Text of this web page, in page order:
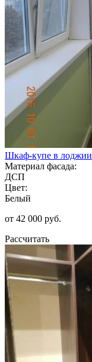
Шкаф-купе в лоджии
Материал фасада:
ДСП
Цвет:
Белый
от 42 000 руб.
Рассчитать